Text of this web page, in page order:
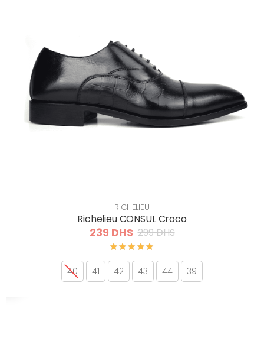
RICHELIEU
Richelieu CONSUL Croco
239 DHS 299 DHS
40 41 42 43 44 39